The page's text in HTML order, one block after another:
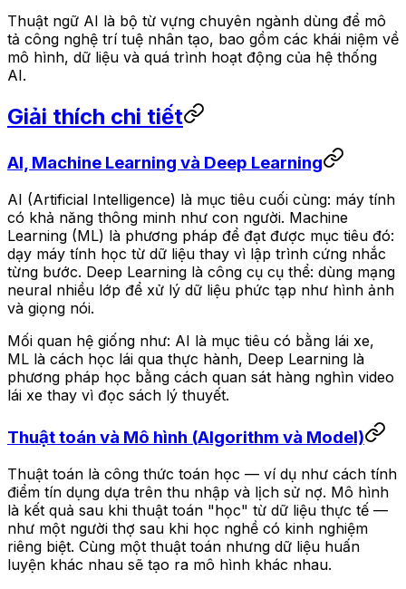
Thuật ngữ AI là bộ từ vựng chuyên ngành dùng để mô
tả công nghệ trí tuệ nhân tạo, bao gồm các khái niệm về
mô hình, dữ liệu và quá trình hoạt động của hệ thống
AI.
Giải thích chi tiết
AI, Machine Learning và Deep Learning
AI (Artificial Intelligence) là mục tiêu cuối cùng: máy tính
có khả năng thông minh như con người. Machine
Learning (ML) là phương pháp để đạt được mục tiêu đó:
dạy máy tính học từ dữ liệu thay vì lập trình cứng nhắc
từng bước. Deep Learning là công cụ cụ thể: dùng mạng
neural nhiều lớp để xử lý dữ liệu phức tạp như hình ảnh
và giọng nói.
Mối quan hệ giống như: AI là mục tiêu có bằng lái xe,
ML là cách học lái qua thực hành, Deep Learning là
phương pháp học bằng cách quan sát hàng nghìn video
lái xe thay vì đọc sách lý thuyết.
Thuật toán và Mô hình (Algorithm và Model)
Thuật toán là công thức toán học — ví dụ như cách tính
điểm tín dụng dựa trên thu nhập và lịch sử nợ. Mô hình
là kết quả sau khi thuật toán "học" từ dữ liệu thực tế —
như một người thợ sau khi học nghề có kinh nghiệm
riêng biệt. Cùng một thuật toán nhưng dữ liệu huấn
luyện khác nhau sẽ tạo ra mô hình khác nhau.